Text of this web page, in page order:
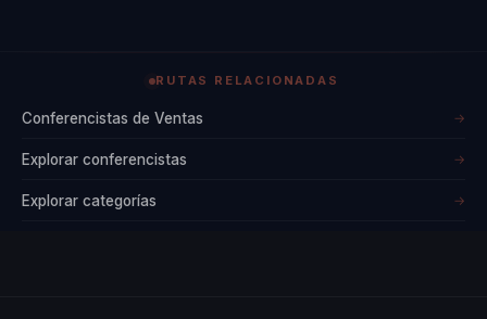
RUTAS RELACIONADAS
Conferencistas de Ventas →
Explorar conferencistas →
Explorar categorías →